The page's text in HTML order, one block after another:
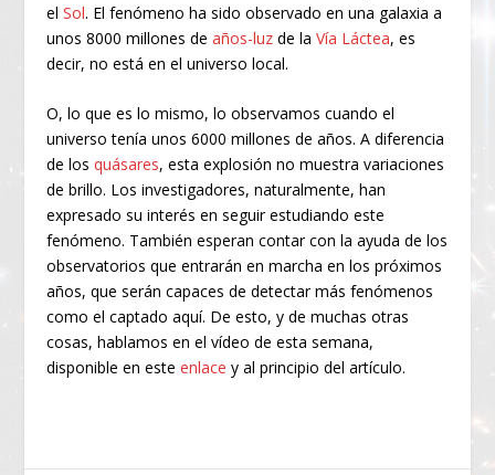
elSol. El fenómeno ha sido observado en una galaxia a
unos 8000 millones deaños-luz de laVía Láctea, es
decir, no está en el universo local.
O, lo que es lo mismo, lo observamos cuando el
universo tenía unos 6000 millones de años. A diferencia
de losquásares, esta explosión no muestra variaciones
de brillo. Los investigadores, naturalmente, han
expresado su interés en seguir estudiando este
fenómeno. También esperan contar con la ayuda de los
observatorios que entrarán en marcha en los próximos
años, que serán capaces de detectar más fenómenos
como el captado aquí. De esto, y de muchas otras
cosas, hablamos en el vídeo de esta semana,
disponible en esteenlace y al principio del artículo.